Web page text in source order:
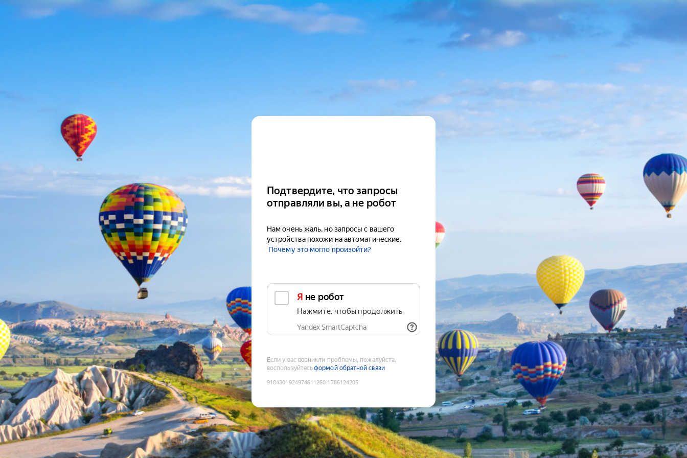
Подтвердите, что запросы
отправляли вы, а не робот
Нам очень жаль, но запросы с вашего
устройства похожи на автоматические.
Почему это могло произойти?
Я не робот
Нажмите, чтобы продолжить
Yandex SmartCaptcha
Если у вас возникли проблемы, пожалуйста,
воспользуйтесьформой обратной связи
9184301924974611260:1786124205